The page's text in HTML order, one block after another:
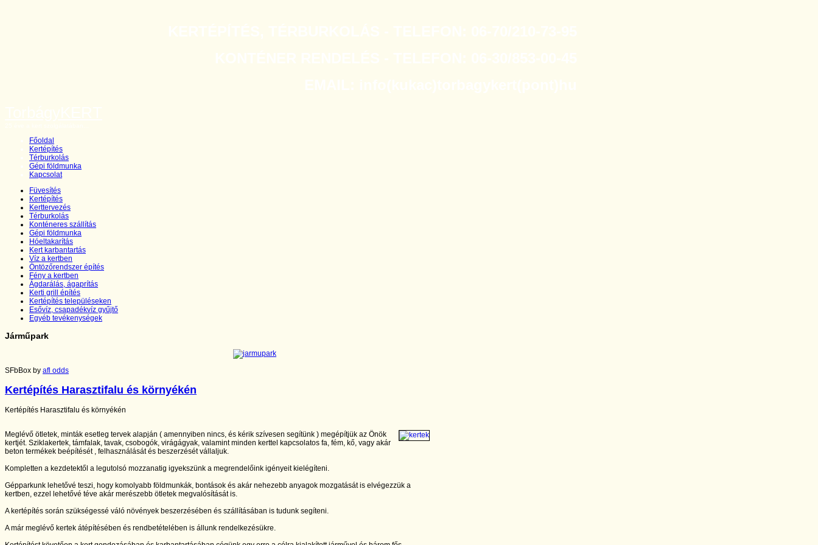
Főoldal
Kertépítés
Térburkolás
Gépi földmunka
Kapcsolat
Füvesítés
Kertépítés
Kerttervezés
Térburkolás
Konténeres szállítás
Gépi földmunka
Hóeltakarítás
Kert karbantartás
Víz a kertben
Öntözőrendszer építés
Fény a kertben
Ágdarálás, ágaprítás
Kerti grill építés
Kertépítés településeken
Esővíz, csapadékvíz gyűjtő
Egyéb tevékenységek
Járműpark
SFbBox by afl odds
Kertépítés Harasztifalu és környékén
Kertépítés Harasztifalu és környékén
Meglévő ötletek, minták esetleg tervek alapján ( amennyiben nincs, és kérik szívesen segítünk ) megépítjük az Önök
kertjét. Sziklakertek, támfalak, tavak, csobogók, virágágyak, valamint minden kerttel kapcsolatos fa, fém, kő, vagy akár
beton termékek beépítését , felhasználását és beszerzését vállaljuk.
Kompletten a kezdetektől a legutolsó mozzanatig igyekszünk a megrendelőink igényeit kielégíteni.
Gépparkunk lehetővé teszi, hogy komolyabb földmunkák, bontások és akár nehezebb anyagok mozgatását is elvégezzük a
kertben, ezzel lehetővé téve akár merészebb ötletek megvalósítását is.
A kertépítés során szükségessé váló növények beszerzésében és szállításában is tudunk segíteni.
A már meglévő kertek átépítésében és rendbetételében is állunk rendelkezésükre.